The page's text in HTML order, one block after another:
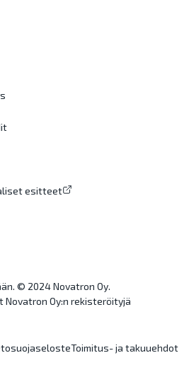
esitteet
© 2024 Novatron Oy.
Novatron Oy:n rekisteröityjä
Toimitus- ja takuuehdot